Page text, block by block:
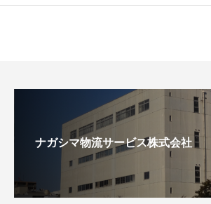
ナガシマ物流サービス株式会社